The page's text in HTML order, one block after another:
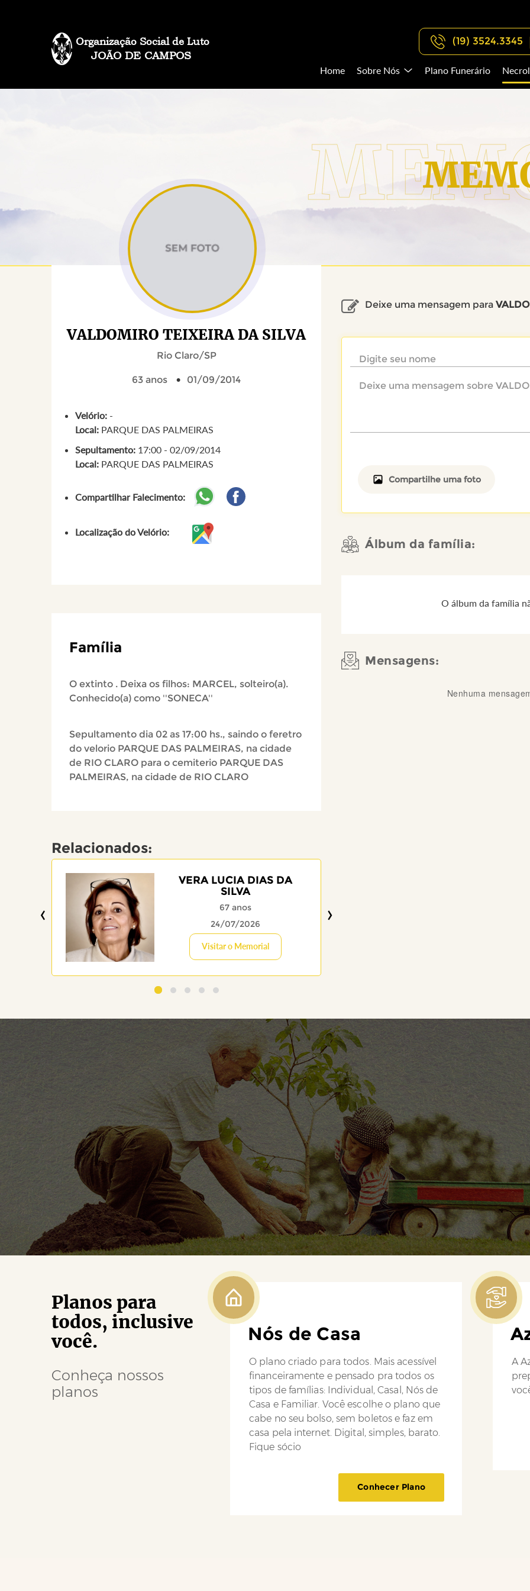
(19) 3524.3345
JOÃO DE CAMPOS
Organização Social de Luto
Home Sobre Nós Plano Funerário
VALDOMIRO TEIXEIRA DA SILVA
Rio Claro/SP
63 anos 01/09/2014
Velório: -
Local: PARQUE DAS PALMEIRAS
Sepultamento: 17:00 - 02/09/2014
Local: PARQUE DAS PALMEIRAS
Compartilhar Falecimento:
Localização do Velório:
Família
O extinto . Deixa os filhos: MARCEL, solteiro(a).
Conhecido(a) como ''SONECA''
Sepultamento dia 02 as 17:00 hs., saindo o feretro
do velorio PARQUE DAS PALMEIRAS, na cidade
de RIO CLARO para o cemiterio PARQUE DAS
PALMEIRAS, na cidade de RIO CLARO
Relacionados:
VERA LUCIA DIAS DA
SILVA
67 anos
24/07/2026
Visitar o Memorial
‹ ›
Deixe uma mensagem para
Compartilhe uma foto
Álbum da família:
O álbum da família
Mensagens:
Nenhuma
Planos para
todos, inclusive
você.
Conheça nossos
planos
Nós de Casa
O plano criado para todos. Mais acessível
financeiramente e pensado pra todos os
tipos de famílias: Individual, Casal, Nós de
Casa e Familiar. Você escolhe o plano que
cabe no seu bolso, sem boletos e faz em
casa pela internet. Digital, simples, barato.
Fique sócio
Conhecer Plano
A